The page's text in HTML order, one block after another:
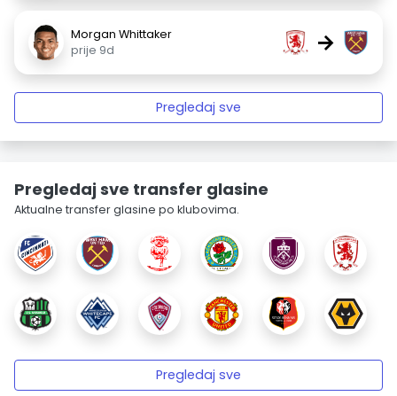
Morgan Whittaker
prije 9d
→
Pregledaj sve
Pregledaj sve transfer glasine
Aktualne transfer glasine po klubovima.
Pregledaj sve